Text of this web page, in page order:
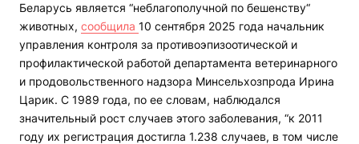
Беларусь является “неблагополучной по бешенству“
животных, сообщила 10 сентября 2025 года начальник
управления контроля за противоэпизоотической и
профилактической работой департамента ветеринарного
и продовольственного надзора Минсельхозпрода Ирина
Царик. С 1989 года, по ее словам, наблюдался
значительный рост случаев этого заболевания, “к 2011
году их регистрация достигла 1.238 случаев, в том числе